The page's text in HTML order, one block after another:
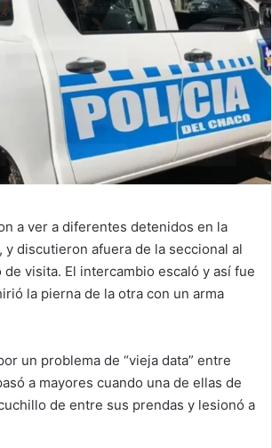
a ver a diferentes detenidos en la
y discutieron afuera de la seccional al
visita. El intercambio escaló y así fue
la pierna de la otra con un arma
un problema de “vieja data” entre
a mayores cuando una de ellas de
de entre sus prendas y lesionó a